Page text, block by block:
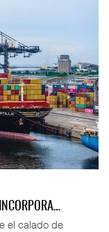
el calado de